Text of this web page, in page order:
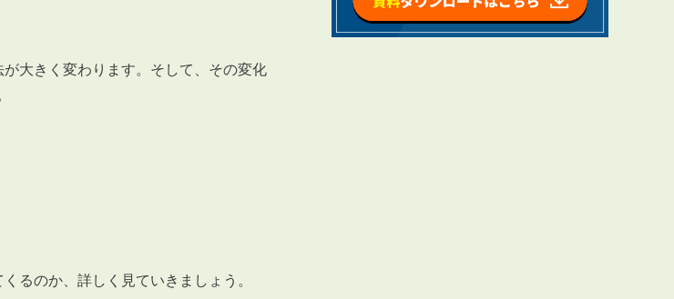
賃料査定について
業者様へ
向け物件検索ログイン
大きく変わります。そして、その変化
るのか、詳しく見ていきましょう。